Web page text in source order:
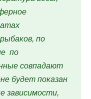
по
по
совпадают
будет показан
зависимости,